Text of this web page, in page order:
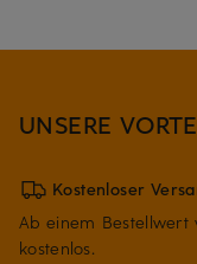
UNSERE
Kostenloser
Ab einem Bestellwert
kostenlos.